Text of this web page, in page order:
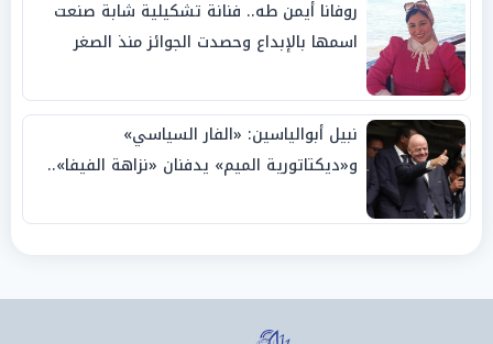
روفانا أيمن طه.. فنانة تشكيلية شابة صنعت
اسمها بالإبداع وحصدت الجوائز منذ الصغر
نبيل أبوالياسين: «الفار السياسي»
و«ديكتاتورية الميم» يدفنان «نزاهة الفيفا»..